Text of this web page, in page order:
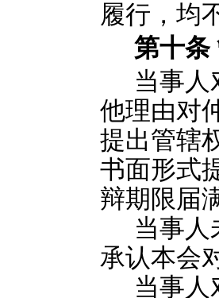
履行，均
第十条
当事人
他理由对
提出管辖
书面形式
辩期限届
当事人
承认本会
当事人